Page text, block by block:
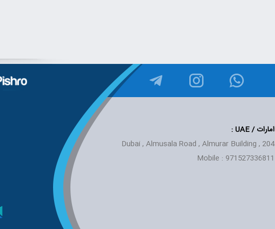
امارات / UAE
:
Dubai , Almusala Road , Almurar Building , 204
Mobile : 971527336811